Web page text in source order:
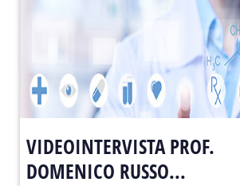
VIDEOINTERVISTA PROF.
DOMENICO RUSSO...